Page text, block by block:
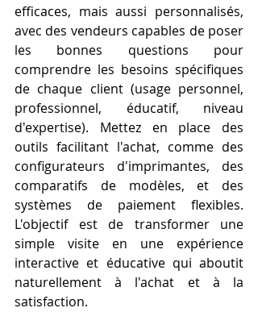
efficaces, mais aussi personnalisés,
avec des vendeurs capables de poser
les bonnes questions pour
comprendre les besoins spécifiques
de chaque client (usage personnel,
professionnel, éducatif, niveau
d'expertise). Mettez en place des
outils facilitant l'achat, comme des
configurateurs d'imprimantes, des
comparatifs de modèles, et des
systèmes de paiement flexibles.
L'objectif est de transformer une
simple visite en une expérience
interactive et éducative qui aboutit
naturellement à l'achat et à la
satisfaction.